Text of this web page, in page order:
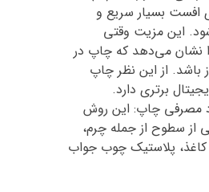
افست بسیار سریع و
این مزیت وقتی
نشان می‌دهد که چاپ در
باشد. از این نظر چاپ
برتری دارد.
مصرفی چاپ: این روش
از سطوح از جمله چرم،
کاغذ، پلاستیک چوب جواب